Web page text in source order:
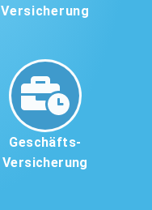
Versicherung
Geschäfts-
Versicherung